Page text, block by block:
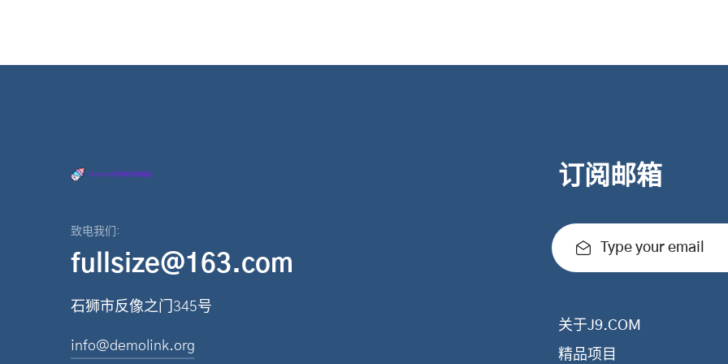
致电我们:
fullsize@163.com
石狮市反像之门345号
info@demolink.org
订阅邮箱
Type your email
关于J9.COM
精品项目